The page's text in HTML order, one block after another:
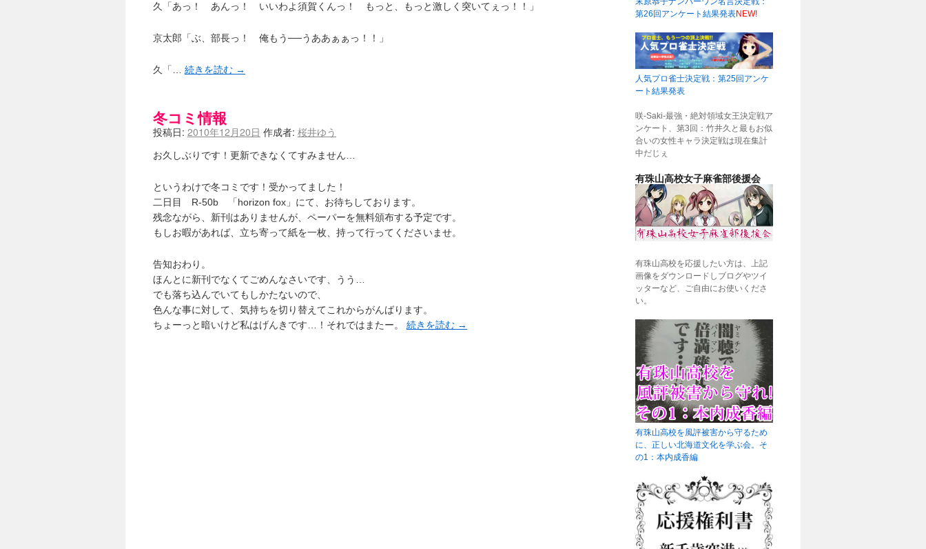
久「あっ！ あんっ！ いいわよ須賀くんっ！ もっと、もっと激しく突いてぇっ！！」
京太郎「ぶ、部長っ！ 俺もう──うああぁぁっ！！」
久「… 続きを読む →
冬コミ情報
投稿日: 2010年12月20日 作成者: 桜井ゆう
お久しぶりです！更新できなくてすみません…
というわけで冬コミです！受かってました！
二日目 R-50b 「horizon fox」にて、お待ちしております。
残念ながら、新刊はありませんが、ペーパーを無料頒布する予定です。
もしお暇があれば、立ち寄って紙を一枚、持って行ってくださいませ。
告知おわり。
ほんとに新刊でなくてごめんなさいです、うう…
でも落ち込んでいてもしかたないので、
色んな事に対して、気持ちを切り替えてこれからがんばります。
ちょーっと暗いけど私はげんきです…！それではまたー。 続きを読む →
第26回アンケート結果発表NEW!
人気プロ雀士決定戦：第25回アンケ
ート結果発表
咲-Saki-最強・絶対領域女王決定戦ア
ンケート、第3回：竹井久と最もお似
合いの女性キャラ決定戦は現在集計
中だじぇ
有珠山高校女子麻雀部後援会
有珠山高校を応援したい方は、上記
画像をダウンロードしブログやツイ
ッターなど、ご自由にお使いくださ
い。
有珠山高校を風評被害から守るため
に、正しい北海道文化を学ぶ会。そ
の1：本内成香編